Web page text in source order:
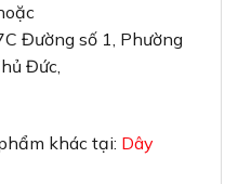
Đường số 1, Phường
Đức,
khác tại: Dây